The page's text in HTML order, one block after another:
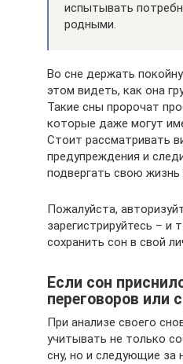
испытывать
родными.
Во сне держать
этом видеть, как она
Такие сны пророчат
которые даже могут
Стоит рассматривать
предупреждения и
подвергать свою жизнь
Пожалуйста,
зарегистрируйтесь – и
сохранить сон в свой
Если сон
переговоров или
При анализе своего
учитывать не только
сну, но и следующие за